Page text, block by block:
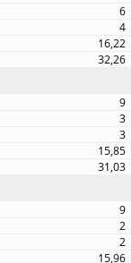
6
4
16,22
32,26
9
3
3
15,85
31,03
9
2
2
15,96